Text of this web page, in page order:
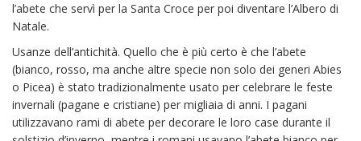
l’abete che servì per la Santa Croce per poi diventare l’Albero di
Natale.
Usanze dell’antichità. Quello che è più certo è che l’abete
(bianco, rosso, ma anche altre specie non solo dei generi Abies
o Picea) è stato tradizionalmente usato per celebrare le feste
invernali (pagane e cristiane) per migliaia di anni. I pagani
utilizzavano rami di abete per decorare le loro case durante il